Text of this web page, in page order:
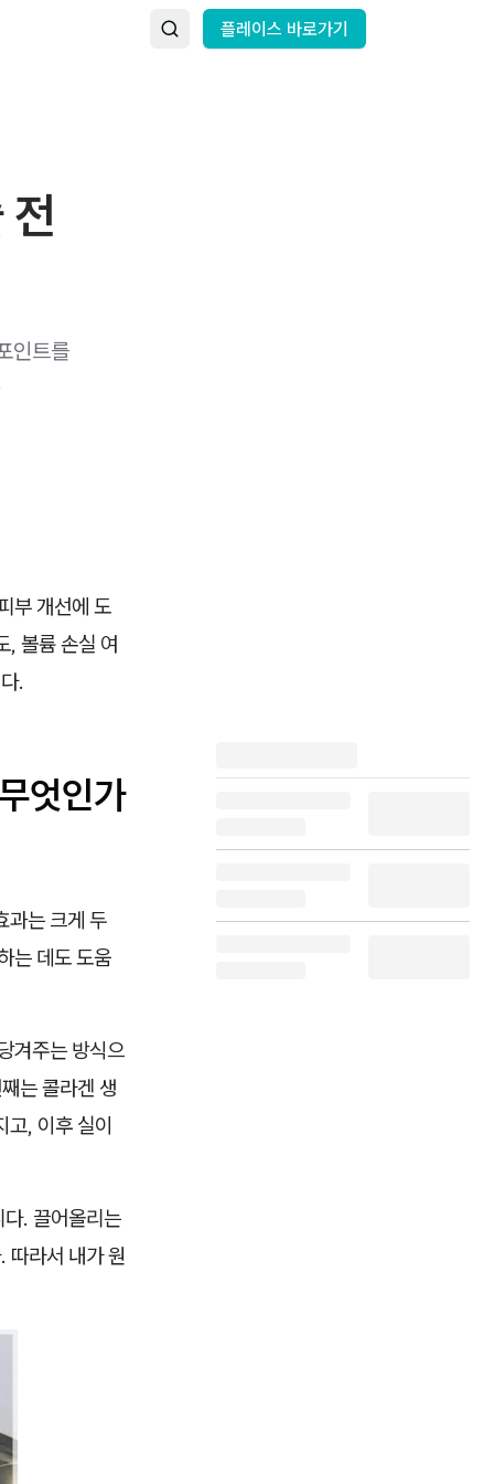
플레이스 바로가기
전
인트를
부 개선에 도
, 볼륨 손실 여
.
엇인가
과는 크게 두
는 데도 도움
겨주는 방식으
는 콜라겐 생
고, 이후 실이
. 끌어올리는
따라서 내가 원